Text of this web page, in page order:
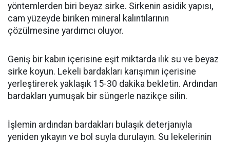
yöntemlerden biri beyaz sirke. Sirkenin asidik yapısı,
cam yüzeyde biriken mineral kalıntılarının
çözülmesine yardımcı oluyor.
Geniş bir kabın içerisine eşit miktarda ılık su ve beyaz
sirke koyun. Lekeli bardakları karışımın içerisine
yerleştirerek yaklaşık 15-30 dakika bekletin. Ardından
bardakları yumuşak bir süngerle nazikçe silin.
İşlemin ardından bardakları bulaşık deterjanıyla
yeniden yıkayın ve bol suyla durulayın. Su lekelerinin